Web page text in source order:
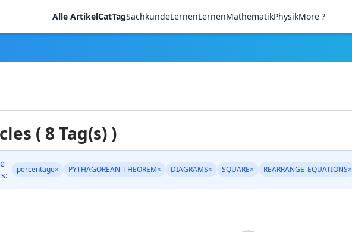
Alle ArtikelCatTagSachkundeLernenLernenMathematikPhysikMore ?
( 8 Tag(s) )
percentage× PYTHAGOREAN_THEOREM× DIAGRAMS× SQUARE× REARRANGE_EQUATIONS×